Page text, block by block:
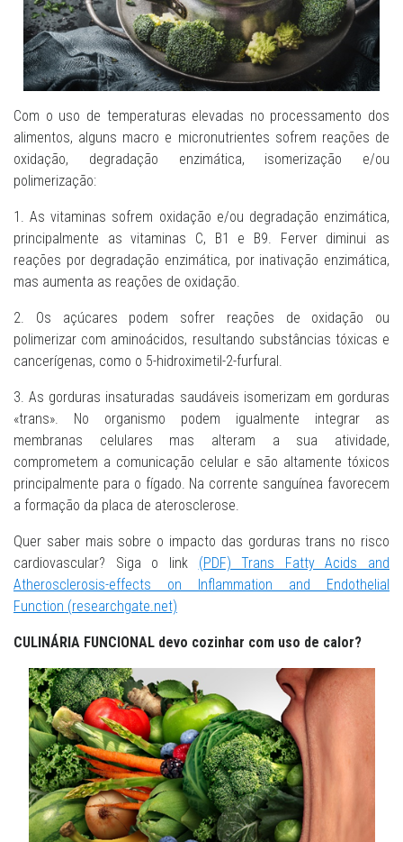
Com o uso de temperaturas elevadas no processamento dos
alimentos, alguns macro e micronutrientes sofrem reações de
oxidação, degradação enzimática, isomerização e/ou
polimerização:
1. As vitaminas sofrem oxidação e/ou degradação enzimática,
principalmente as vitaminas C, B1 e B9. Ferver diminui as
reações por degradação enzimática, por inativação enzimática,
mas aumenta as reações de oxidação.
2. Os açúcares podem sofrer reações de oxidação ou
polimerizar com aminoácidos, resultando substâncias tóxicas e
cancerígenas, como o 5-hidroximetil-2-furfural.
3. As gorduras insaturadas saudáveis isomerizam em gorduras
«trans». No organismo podem igualmente integrar as
membranas celulares mas alteram a sua atividade,
comprometem a comunicação celular e são altamente tóxicos
principalmente para o fígado. Na corrente sanguínea favorecem
a formação da placa de aterosclerose.
Quer saber mais sobre o impacto das gorduras trans no risco
cardiovascular? Siga o link (PDF) Trans Fatty Acids and
Atherosclerosis-effects on Inflammation and Endothelial
Function (researchgate.net)
CULINÁRIA FUNCIONAL devo cozinhar com uso de calor?